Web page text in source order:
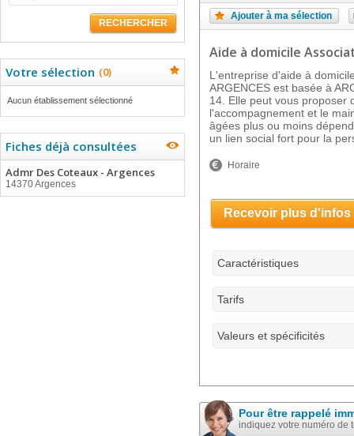
RECHERCHER
Votre sélection (0)
Aucun établissement sélectionné
Fiches déjà consultées
Admr Des Coteaux - Argences
14370 Argences
Ajouter à ma sélection
Aide à domicile
L'entreprise d'aide à
ARGENCES est basée à
14. Elle peut vous proposer
l'accompagnement et le
âgées plus ou moins
un lien social fort pour la
Horaire
Recevoir plus d'infos
Caractéristiques
Tarifs
Valeurs et spécificités
Pour être rappelé
indiquez votre numéro de